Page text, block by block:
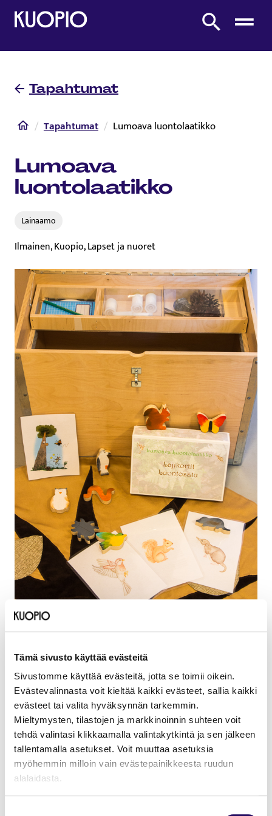
Tämä sivusto käyttää evästeitä
Sivustomme käyttää evästeitä, jotta se toimii oikein.
Evästevalinnasta voit kieltää kaikki evästeet, sallia kaikki
evästeet tai valita hyväksynnän tarkemmin.
Mieltymysten, tilastojen ja markkinoinnin suhteen voit
tehdä valintasi klikkaamalla valintakytkintä ja sen jälkeen
tallentamalla asetukset. Voit muuttaa asetuksia
myöhemmin milloin vain evästepainikkeesta ruudun
alalaidasta.
Etusivulle
Etsi sivustolta
Tapahtumat
Etusivu
Tapahtumat Lumoava luontolaatikko
Lumoava
luontolaatikko
Lainaamo
Ilmainen, Kuopio, Lapset ja nuoret
Sijainti
Kuopion museo, Museokatu 1, 70100
Lumoava luontolaatikko houkuttelee lapsia
ihmettelemään ja tutkimaan luonnonilmiöitä
toiminnallisesti ja moniaistisesti. Laatikossa on
luonnonmateriaaleja tunnusteltavaksi ja nuuhkittavaksi,
metsän ääniä kuunneltavaksi sekä hauskoja puisia eläimiä
leikittäväksi värikkäällä kangasalustalla. Kaikki esineet ovat
myrkyttömiä, joten ne soveltuvat pientenkin taaperoiden